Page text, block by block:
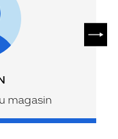
magasin